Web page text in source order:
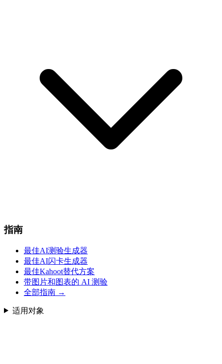
指南
最佳AI测验生成器
最佳AI闪卡生成器
最佳Kahoot替代方案
带图片和图表的 AI 测验
全部指南 →
适用对象